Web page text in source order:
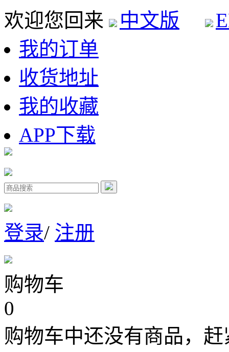
欢迎您回来 中文版
我的订单
收货地址
我的收藏
APP下载
登录/ 注册
购物车
0
购物车中还没有商品，